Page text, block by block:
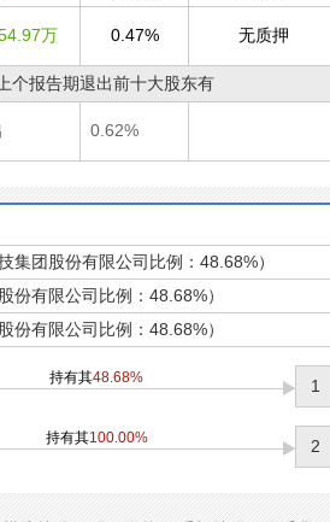
万 0.47% 无质押
个报告期退出前十大股东有
0.62%
集团股份有限公司比例：48.68%）
份有限公司比例：48.68%）
份有限公司比例：48.68%）
持有其48.68% 1
持有其100.00% 2